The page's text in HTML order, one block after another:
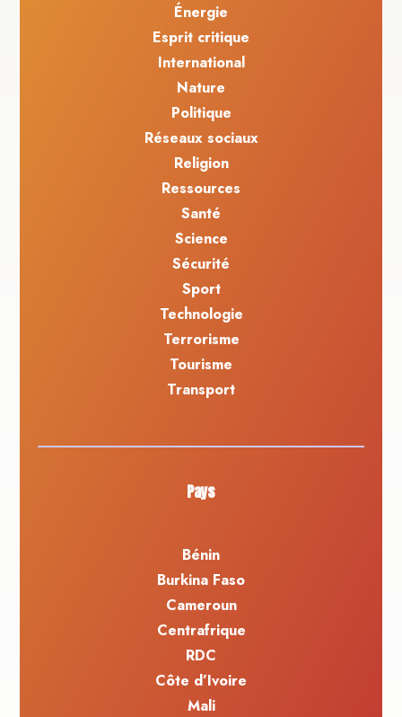
Énergie
Esprit critique
International
Nature
Politique
Réseaux sociaux
Religion
Ressources
Santé
Science
Sécurité
Sport
Technologie
Terrorisme
Tourisme
Transport
Pays
Bénin
Burkina Faso
Cameroun
Centrafrique
RDC
Côte d’Ivoire
Mali